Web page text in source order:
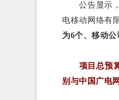
公告显示，
电移动网络有
为6个、移动
项目总预
别与中国广电